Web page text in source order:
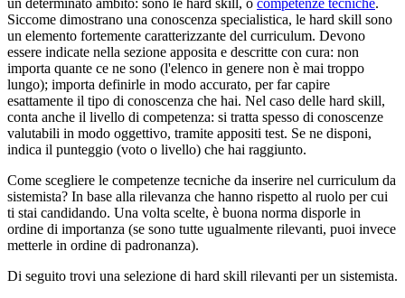
un determinato ambito: sono le hard skill, o competenze tecniche.
Siccome dimostrano una conoscenza specialistica, le hard skill sono
un elemento fortemente caratterizzante del curriculum. Devono
essere indicate nella sezione apposita e descritte con cura: non
importa quante ce ne sono (l'elenco in genere non è mai troppo
lungo); importa definirle in modo accurato, per far capire
esattamente il tipo di conoscenza che hai. Nel caso delle hard skill,
conta anche il livello di competenza: si tratta spesso di conoscenze
valutabili in modo oggettivo, tramite appositi test. Se ne disponi,
indica il punteggio (voto o livello) che hai raggiunto.
Come scegliere le competenze tecniche da inserire nel curriculum da
sistemista? In base alla rilevanza che hanno rispetto al ruolo per cui
ti stai candidando. Una volta scelte, è buona norma disporle in
ordine di importanza (se sono tutte ugualmente rilevanti, puoi invece
metterle in ordine di padronanza).
Di seguito trovi una selezione di hard skill rilevanti per un sistemista.